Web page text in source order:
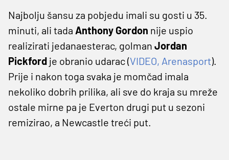
Najbolju šansu za pobjedu imali su gosti u 35.
minuti, ali tada Anthony Gordon nije uspio
realizirati jedanaesterac, golman Jordan
Pickford je obranio udarac (VIDEO, Arenasport).
Prije i nakon toga svaka je momčad imala
nekoliko dobrih prilika, ali sve do kraja su mreže
ostale mirne pa je Everton drugi put u sezoni
remizirao, a Newcastle treći put.